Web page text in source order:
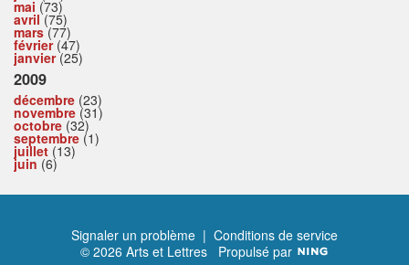
mai (73)
avril(75)
mars(77)
février(47)
janvier(25)
2009
décembre (23)
novembre (31)
octobre (32)
septembre (1)
juillet (13)
juin (6)
Signaler un problème | Conditions de service
© 2026 Arts et Lettres Propulsé par